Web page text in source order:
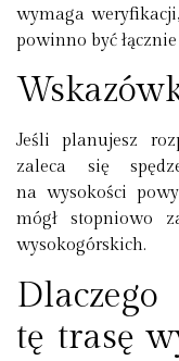
wymaga
powinno być
Jeśli planujesz
zaleca się
na wysokości
mógł stopniowo
wysokogórskich.
tę trasę